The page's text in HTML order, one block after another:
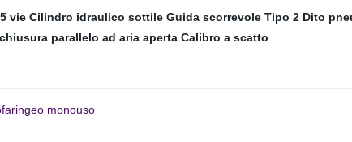
vie Cilindro idraulico sottile Guida scorrevole Tipo 2 Dito
parallelo ad aria aperta Calibro a scatto
monouso